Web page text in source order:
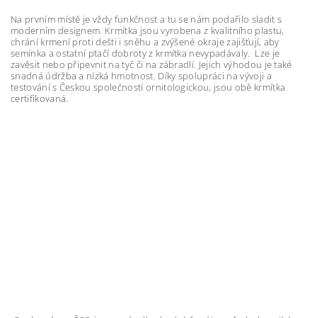
Na prvním místě je vždy funkčnost a tu se nám podařilo sladit s
moderním designem. Krmítka jsou vyrobena z kvalitního plastu,
chrání krmení proti dešti i sněhu a zvýšené okraje zajišťují, aby
semínka a ostatní ptačí dobroty z krmítka nevypadávaly. Lze je
zavěsit nebo připevnit na tyč či na zábradlí. Jejich výhodou je také
snadná údržba a nízká hmotnost. Díky spolupráci na vývoji a
testování s Českou společností ornitologickou, jsou obě krmítka
certifikovaná.